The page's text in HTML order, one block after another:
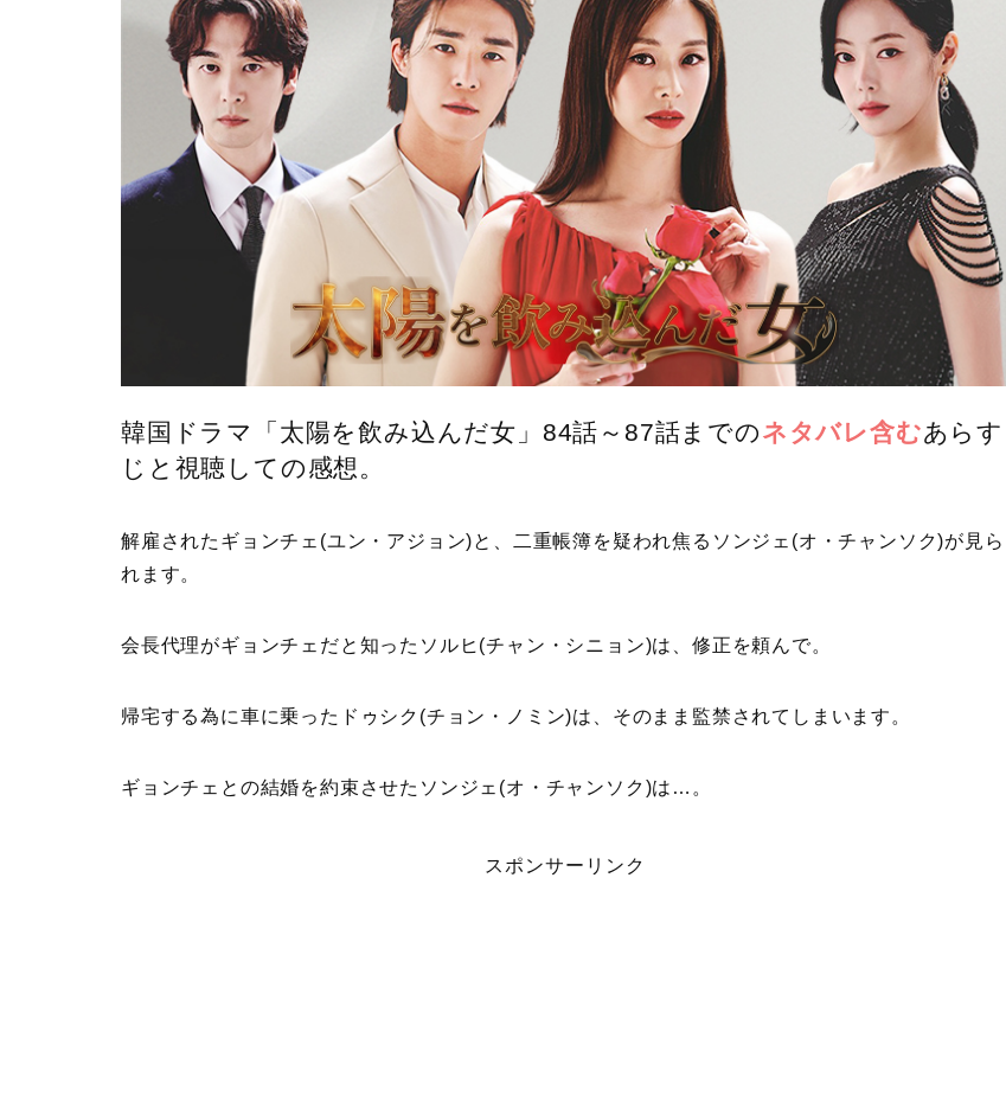
韓国ドラマ「太陽を飲み込んだ女」84話～87話までのネタバレ含むあらす
じと視聴しての感想。
解雇されたギョンチェ(ユン・アジョン)と、二重帳簿を疑われ焦るソンジェ(オ・チャンソク)が見ら
れます。
会長代理がギョンチェだと知ったソルヒ(チャン・シニョン)は、修正を頼んで。
帰宅する為に車に乗ったドゥシク(チョン・ノミン)は、そのまま監禁されてしまいます。
ギョンチェとの結婚を約束させたソンジェ(オ・チャンソク)は…。
スポンサーリンク